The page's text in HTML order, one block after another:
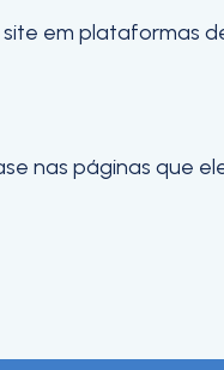
em plataformas
nas páginas que